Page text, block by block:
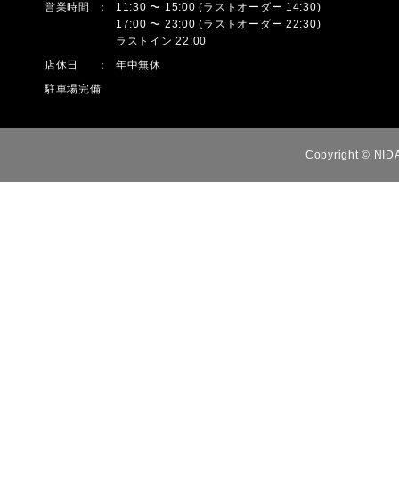
営業時間
：
11:30 〜 15:00 (ラストオーダー 14:30)
17:00 〜 23:00 (ラストオーダー 22:30)
ラストイン 22:00
店休日
：
年中無休
駐車場完備
Copyright ©